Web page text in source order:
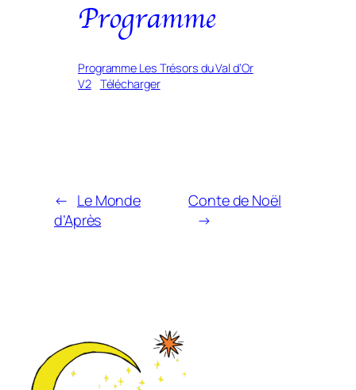
Programme
Programme Les Trésors du Val d’Or
V2 Télécharger
← Le Monde
d’Après
Conte de Noël
→